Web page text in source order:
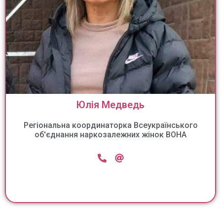
Юлія Медведь
Регіональна координаторка Всеукраїнського
об'єднання наркозалежних жінок ВОНА